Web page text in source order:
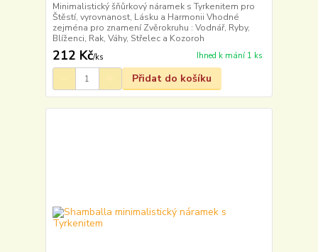
Minimalistický šňůrkový náramek s Tyrkenitem pro
Štěstí, vyrovnanost, Lásku a Harmonii Vhodné
zejména pro znamení Zvěrokruhu : Vodnář, Ryby,
Blíženci, Rak, Váhy, Střelec a Kozoroh
212 Kč/ks Ihned k mání 1 ks
Přidat do košíku